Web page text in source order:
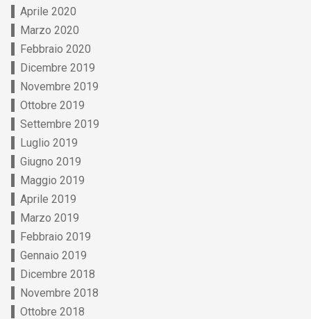
Aprile 2020
Marzo 2020
Febbraio 2020
Dicembre 2019
Novembre 2019
Ottobre 2019
Settembre 2019
Luglio 2019
Giugno 2019
Maggio 2019
Aprile 2019
Marzo 2019
Febbraio 2019
Gennaio 2019
Dicembre 2018
Novembre 2018
Ottobre 2018